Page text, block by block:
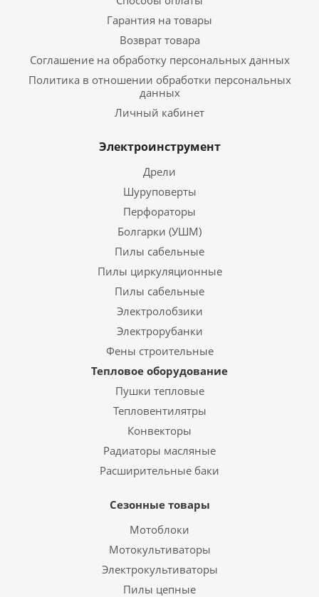
Гарантия на товары
Возврат товара
Соглашение на обработку персональных данных
Политика в отношении обработки персональных
данных
Личный кабинет
Электроинструмент
Дрели
Шуруповерты
Перфораторы
Болгарки (УШМ)
Пилы сабельные
Пилы циркуляционные
Пилы сабельные
Электролобзики
Электрорубанки
Фены строительные
Тепловое оборудование
Пушки тепловые
Тепловентилятры
Конвекторы
Радиаторы масляные
Расширительные баки
Сезонные товары
Мотоблоки
Мотокультиваторы
Электрокультиваторы
Пилы цепные